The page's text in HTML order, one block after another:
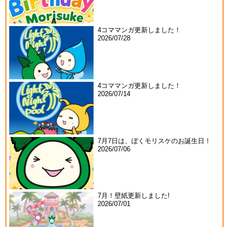
4コママンガ更新しました！
2026/07/28
4コママンガ更新しました！
2026/07/14
7月7日は、ぼくモリスケのお誕生日！
2026/07/06
7月！壁紙更新しました!
2026/07/01